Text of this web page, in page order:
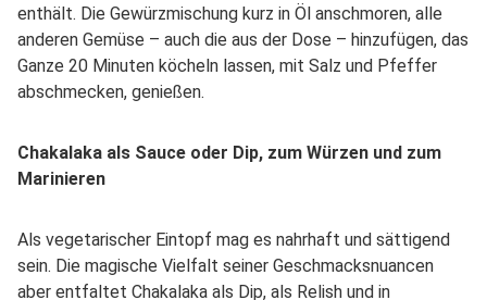
enthält. Die Gewürzmischung kurz in Öl anschmoren, alle
anderen Gemüse – auch die aus der Dose – hinzufügen, das
Ganze 20 Minuten köcheln lassen, mit Salz und Pfeffer
abschmecken, genießen.
Chakalaka als Sauce oder Dip, zum Würzen und zum
Marinieren
Als vegetarischer Eintopf mag es nahrhaft und sättigend
sein. Die magische Vielfalt seiner Geschmacksnuancen
aber entfaltet Chakalaka als Dip, als Relish und in